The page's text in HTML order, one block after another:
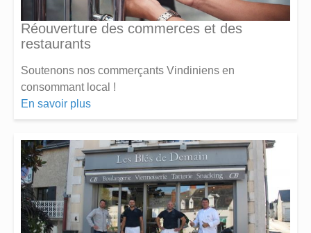
Réouverture des commerces et des
restaurants
Soutenons nos commerçants Vindiniens en
consommant local !
En savoir plus